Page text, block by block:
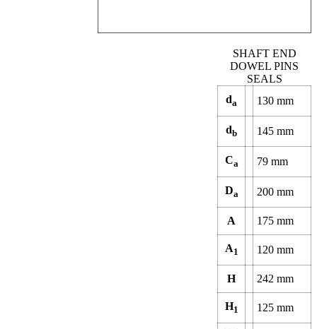
da 130 mm
db 145 mm
Ca 79 mm
Da 200 mm
A 175 mm
A1 120 mm
H 242 mm
H1 125 mm
SHAFT END
DOWEL PINS
SEALS